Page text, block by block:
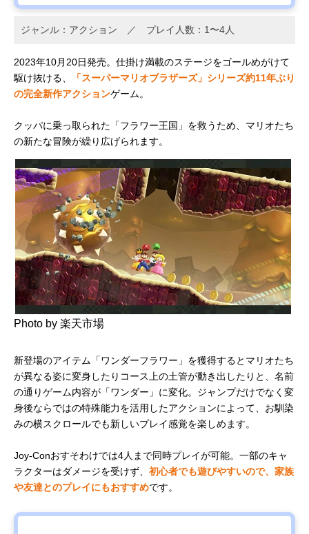
ジャンル：アクション ／ プレイ人数：1〜4人
2023年10月20日発売。仕掛け満載のステージをゴールめがけて
駆け抜ける、
「スーパーマリオブラザーズ」シリーズ約11年ぶり
の完全新作アクションゲーム。
クッパに乗っ取られた「フラワー王国」を救うため、マリオたち
の新たな冒険が繰り広げられます。
Photo by 楽天市場
新登場のアイテム「ワンダーフラワー」を獲得するとマリオたち
が異なる姿に変身したりコース上の土管が動き出したりと、名前
の通りゲーム内容が「ワンダー」に変化。ジャンプだけでなく変
身後ならではの特殊能力を活用したアクションによって、お馴染
みの横スクロールでも新しいプレイ感覚を楽しめます。
Joy-Conおすそわけでは4人まで同時プレイが可能。一部のキャ
ラクターはダメージを受けず、 初心者でも遊びやすいので、家族
や友達とのプレイにもおすすめです。